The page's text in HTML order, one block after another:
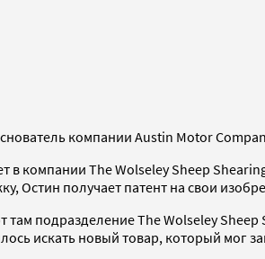
компании Austin Motor
в компании The Wolseley Sheep
Остин получает патент на свои
подразделение The Wolseley
искать новый товар, который мог